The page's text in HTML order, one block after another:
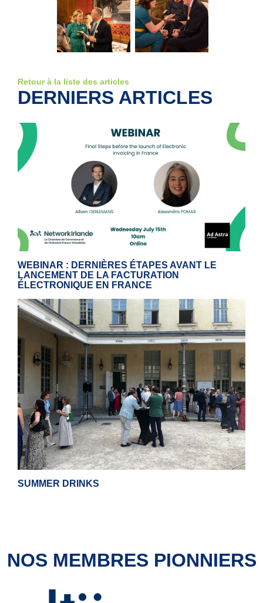
Retour à la liste des articles
DERNIERS ARTICLES
WEBINAR : DERNIÈRES ÉTAPES AVANT LE
LANCEMENT DE LA FACTURATION
ÉLECTRONIQUE EN FRANCE
SUMMER DRINKS
NOS MEMBRES PIONNIERS